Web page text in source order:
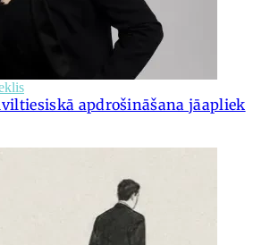
apdrošināšana jāapliek